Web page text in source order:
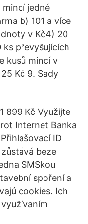
jedné
b) 101 a více
v Kč4) 20
ks převyšujících
kusů mincí v
Kč 9. Sady
899 Kč Využijte
Internet Banka
ID
beze
SMSkou
spoření a
cookies. Ich